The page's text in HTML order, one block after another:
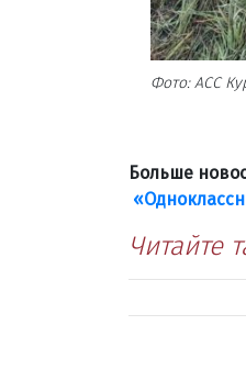
Фото: АСС
Больше
Читайте